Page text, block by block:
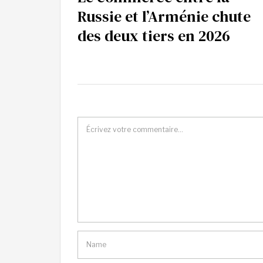
Russie et l’Arménie chute
des deux tiers en 2026